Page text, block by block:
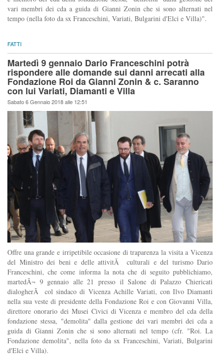
vari membri dei cda a guida di Gianni Zonin che si sono alternati nel
tempo (nella foto da sx Franceschini, Variati, Bulgarini d'Elci e Villa)".
FATTI
Martedì 9 gennaio Dario Franceschini potrà
rispondere alle domande sui danni arrecati alla
Fondazione Roi da Gianni Zonin & c. Saranno
con lui Variati, Diamanti e Villa
Sabato 6 Gennaio 2018 alle 12:51
Offre una grande e irripetibile occasione di traparenza la visita a Vicenza
del Ministro dei beni e delle attivitÃ culturali e del turismo Dario
Franceschini, che come informa la nota che di seguito pubblichiamo,
martedÃ¬ 9 gennaio alle 21 presso il Salone di Palazzo Chiericati
dialogherÃ col sindaco di Vicenza Achille Variati, con Ilvo Diamanti
nella sua veste di presidente della Fondazione Roi e con Giovanni Villa,
direttore onorario dei Musei Civici di Vicenza e membro del cda della
fondazione stessa, "demolita" dalla gestione dei vari membri dei cda a
guida di Gianni Zonin che si sono alternati nel tempo (cfr. "Roi. La
Fondazione demolita", nella foto da sx Franceschini, Variati, Bulgarini
d'Elci e Villa).